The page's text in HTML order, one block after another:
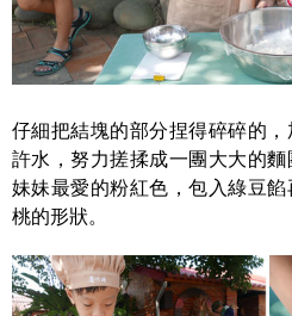
仔細把結塊的部分捏得碎碎的
許水，努力搓揉成一團大大的
妹妹最愛的粉紅色，包入綠豆
桃的形狀。